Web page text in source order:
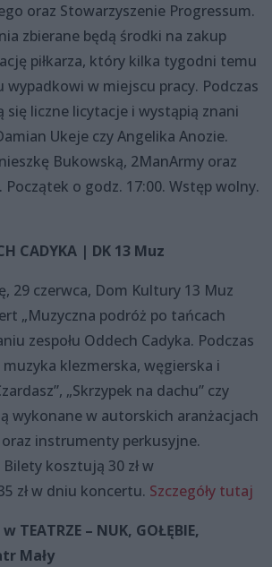
oraz Stowarzyszenie Progressum.
zbierane będą środki na zakup
piłkarza, który kilka tygodni temu
wypadkowi w miejscu pracy. Podczas
się liczne licytacje i wystąpią znani
Ukeje czy Angelika Anozie.
Bukowską, 2ManArmy oraz
Początek o godz. 17:00. Wstęp wolny.
CADYKA | DK 13 Muz
29 czerwca, Dom Kultury 13 Muz
„Muzyczna podróż po tańcach
zespołu Oddech Cadyka. Podczas
klezmerska, węgierska i
„Skrzypek na dachu” czy
wykonane w autorskich aranżacjach
instrumenty perkusyjne.
kosztują 30 zł w
zł w dniu koncertu. Szczegóły tutaj
TEATRZE – NUK, GOŁĘBIE,
Mały